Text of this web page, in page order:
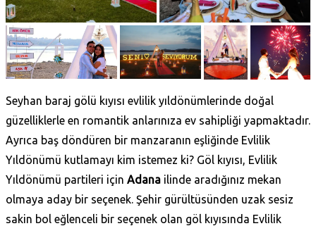
Seyhan baraj gölü kıyısı evlilik yıldönümlerinde doğal
güzelliklerle en romantik anlarınıza ev sahipliği yapmaktadır.
Ayrıca baş döndüren bir manzaranın eşliğinde Evlilik
Yıldönümü kutlamayı kim istemez ki? Göl kıyısı, Evlilik
Yıldönümü partileri için Adana ilinde aradığınız mekan
olmaya aday bir seçenek. Şehir gürültüsünden uzak sesiz
sakin bol eğlenceli bir seçenek olan göl kıyısında Evlilik